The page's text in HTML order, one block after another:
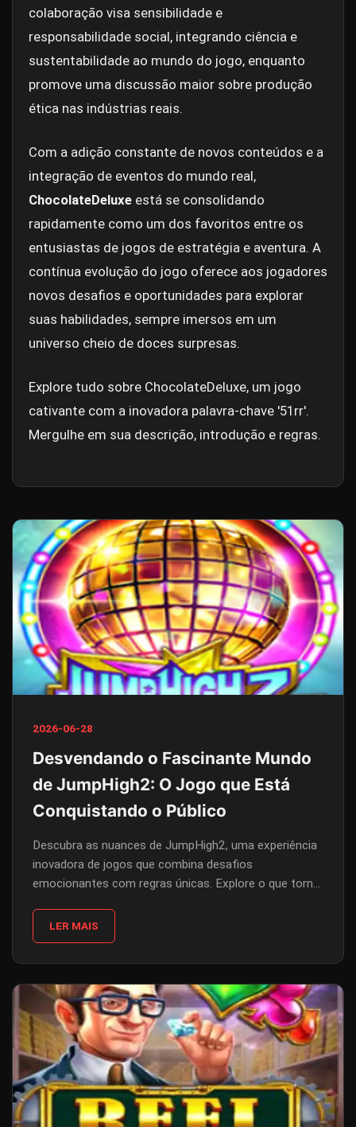
colaboração visa sensibilidade e
responsabilidade social, integrando ciência e
sustentabilidade ao mundo do jogo, enquanto
promove uma discussão maior sobre produção
ética nas indústrias reais.
Com a adição constante de novos conteúdos e a
integração de eventos do mundo real,
ChocolateDeluxe está se consolidando
rapidamente como um dos favoritos entre os
entusiastas de jogos de estratégia e aventura. A
contínua evolução do jogo oferece aos jogadores
novos desafios e oportunidades para explorar
suas habilidades, sempre imersos em um
universo cheio de doces surpresas.
Explore tudo sobre ChocolateDeluxe, um jogo
cativante com a inovadora palavra-chave '51rr'.
Mergulhe em sua descrição, introdução e regras.
2026-06-28
Desvendando o Fascinante Mundo
de JumpHigh2: O Jogo que Está
Conquistando o Público
Descubra as nuances de JumpHigh2, uma experiência
inovadora de jogos que combina desafios
emocionantes com regras únicas. Explore o que torna
videogames.
LER MAIS